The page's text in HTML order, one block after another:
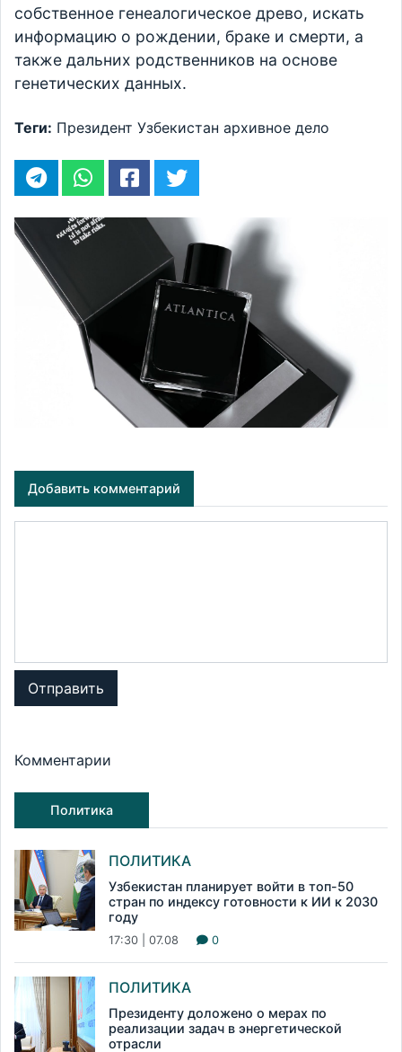
собственное генеалогическое древо, искать
информацию о рождении, браке и смерти, а
также дальних родственников на основе
генетических данных.
Теги: Президент Узбекистан архивное дело
Добавить комментарий
Отправить
Комментарии
Политика
ПОЛИТИКА
Узбекистан планирует войти в топ-50
стран по индексу готовности к ИИ к 2030
году
17:30 | 07.08 0
ПОЛИТИКА
Президенту доложено о мерах по
реализации задач в энергетической
отрасли